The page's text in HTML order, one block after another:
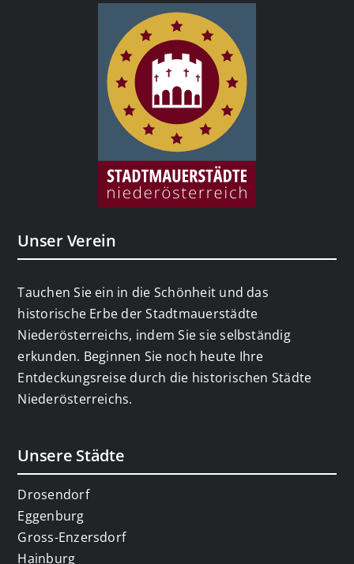
Unser Verein
Tauchen Sie ein in die Schönheit und das
historische Erbe der Stadtmauerstädte
Niederösterreichs, indem Sie sie selbständig
erkunden. Beginnen Sie noch heute Ihre
Entdeckungsreise durch die historischen Städte
Niederösterreichs.
Unsere Städte
Drosendorf
Eggenburg
Gross-Enzersdorf
Hainburg